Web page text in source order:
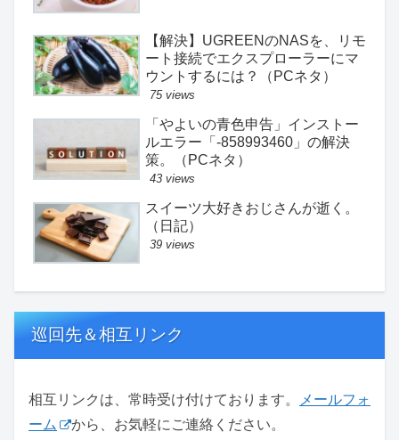
【解決】UGREENのNASを、リモ
ート接続でエクスプローラーにマ
ウントするには？（PCネタ）
75 views
「やよいの青色申告」インストー
ルエラー「-858993460」の解決
策。（PCネタ）
43 views
スイーツ大好きおじさんが逝く。
（日記）
39 views
巡回先＆相互リンク
相互リンクは、常時受け付けております。
メールフォ
ーム
から、お気軽にご連絡ください。